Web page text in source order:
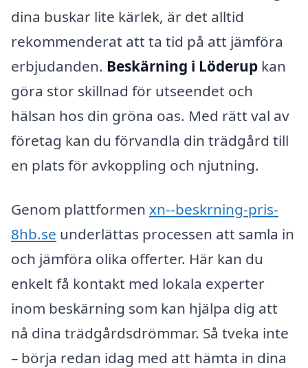
dina buskar lite kärlek, är det alltid
rekommenderat att ta tid på att jämföra
erbjudanden. Beskärning i Löderup kan
göra stor skillnad för utseendet och
hälsan hos din gröna oas. Med rätt val av
företag kan du förvandla din trädgård till
en plats för avkoppling och njutning.
Genom plattformen xn--beskrning-pris-
8hb.se underlättas processen att samla in
och jämföra olika offerter. Här kan du
enkelt få kontakt med lokala experter
inom beskärning som kan hjälpa dig att
nå dina trädgårdsdrömmar. Så tveka inte
– börja redan idag med att hämta in dina